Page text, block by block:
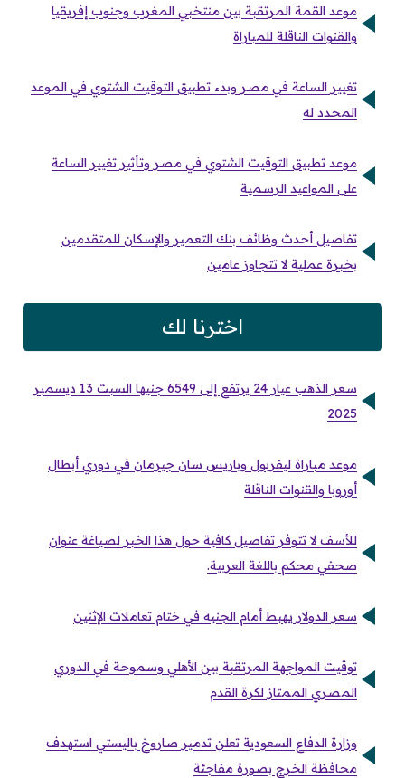
موعد القمة المرتقبة بين منتخبي المغرب وجنوب إفريقيا
والقنوات الناقلة للمباراة
تغيير الساعة في مصر وبدء تطبيق التوقيت الشتوي في الموعد
المحدد له
موعد تطبيق التوقيت الشتوي في مصر وتأثير تغيير الساعة
على المواعيد الرسمية
تفاصيل أحدث وظائف بنك التعمير والإسكان للمتقدمين
بخبرة عملية لا تتجاوز عامين
اخترنا لك
سعر الذهب عيار 24 يرتفع إلى 6549 جنيها السبت 13 ديسمبر
2025
موعد مباراة ليفربول وباريس سان جيرمان في دوري أبطال
أوروبا والقنوات الناقلة
للأسف لا تتوفر تفاصيل كافية حول هذا الخبر لصياغة عنوان
صحفي محكم باللغة العربية.
سعر الدولار يهبط أمام الجنيه في ختام تعاملات الإثنين
توقيت المواجهة المرتقبة بين الأهلي وسموحة في الدوري
المصري الممتاز لكرة القدم
وزارة الدفاع السعودية تعلن تدمير صاروخ باليستي استهدف
محافظة الخرج بصورة مفاجئة